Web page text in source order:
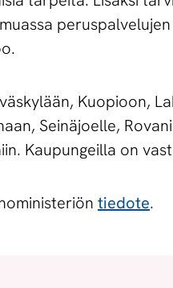
Kuopioon,
Seinäjoelle,
Kaupungeilla on
tiedote.